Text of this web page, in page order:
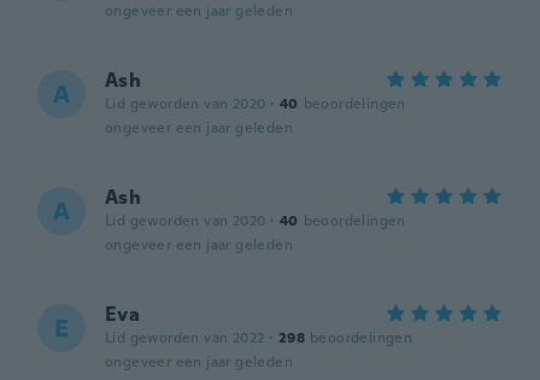
ongeveer een jaar geleden
A Ash
Lid geworden van 2020 · 40 beoordelingen
ongeveer een jaar geleden
A Ash
Lid geworden van 2020 · 40 beoordelingen
ongeveer een jaar geleden
E Eva
Lid geworden van 2022 · 298 beoordelingen
ongeveer een jaar geleden